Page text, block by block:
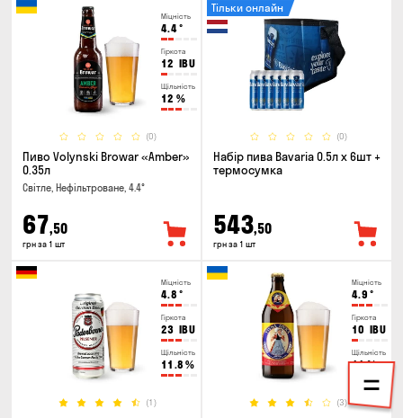
Міцність
4.4°
Гіркота
12 IBU
Щільність
12 %
(0)
Пиво Volynski Browar «Amber»
0.35л
Світле, Нефільтроване, 4.4°
67,50
грн за 1 шт
(0)
Тільки онлайн
Набір пива Bavaria 0.5л х 6шт +
термосумка
543,50
грн за 1 шт
Міцність
4.8 °
Гіркота
23 IBU
Щільність
11.8 %
(1)
Міцність
4.9 °
Гіркота
10 IBU
Щільність
11%
(3)